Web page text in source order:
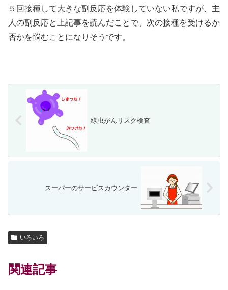
５回接種して大きな副反応を体験していない私ですが、主
人の副反応と上記事を読んだことで、次の接種を受けるか
否かを悩むことになりそうです。
線虫がんリスク検査
スーパーのサービスカウンター
いろいろ
関連記事